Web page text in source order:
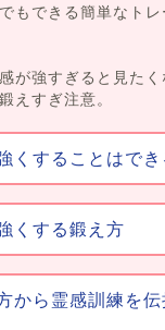
もできる簡単なト
が強すぎると見た
えすぎ注意。
くすることはでき
くする鍛え方
から霊感訓練を